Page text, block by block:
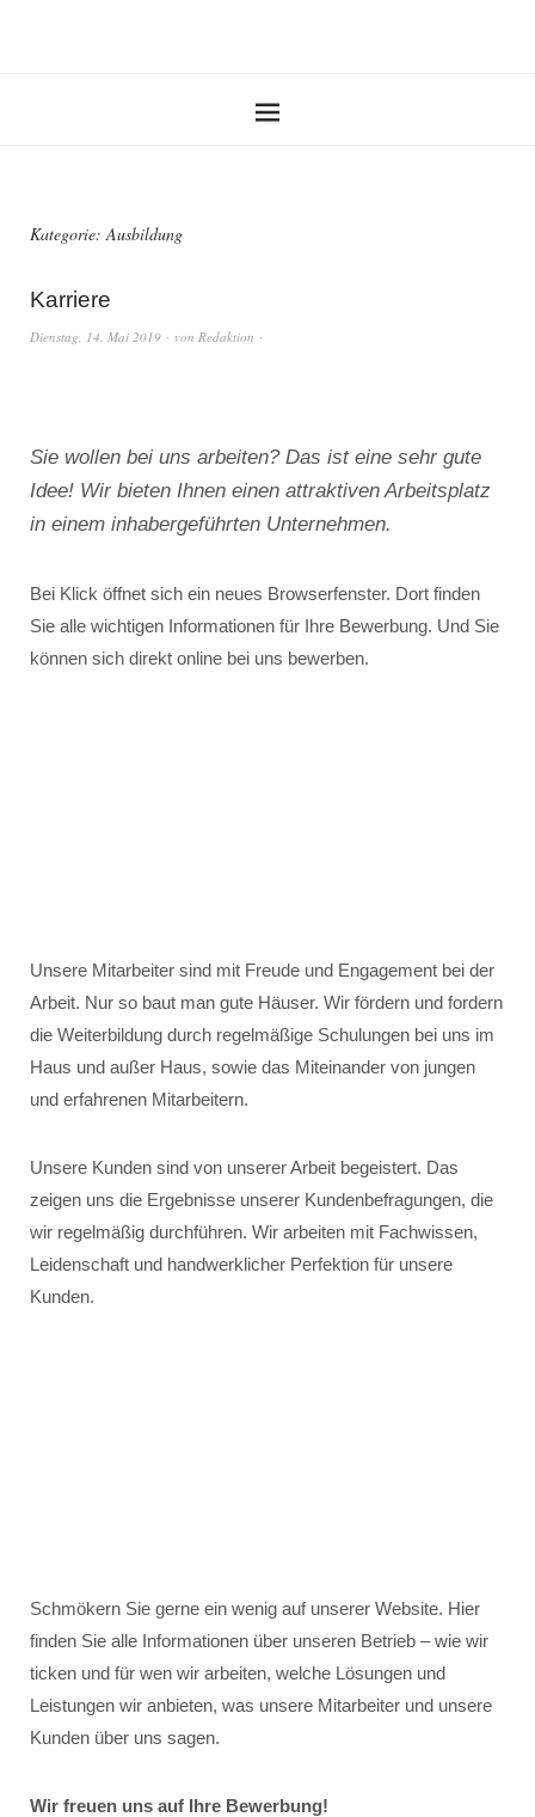
Kategorie:Ausbildung
Karriere
Dienstag, 14. Mai 2019 von Redaktion
Sie wollen bei uns arbeiten? Das ist eine sehr gute
Idee! Wir bieten Ihnen einen attraktiven Arbeitsplatz
in einem inhabergeführten Unternehmen.
Bei Klick öffnet sich ein neues Browserfenster. Dort finden
Sie alle wichtigen Informationen für Ihre Bewerbung. Und Sie
können sich direkt online bei uns bewerben.
Unsere Mitarbeiter sind mit Freude und Engagement bei der
Arbeit. Nur so baut man gute Häuser. Wir fördern und fordern
die Weiterbildung durch regelmäßige Schulungen bei uns im
Haus und außer Haus, sowie das Miteinander von jungen
und erfahrenen Mitarbeitern.
Unsere Kunden sind von unserer Arbeit begeistert. Das
zeigen uns die Ergebnisse unserer Kundenbefragungen, die
wir regelmäßig durchführen. Wir arbeiten mit Fachwissen,
Leidenschaft und handwerklicher Perfektion für unsere
Kunden.
Schmökern Sie gerne ein wenig auf unserer Website. Hier
finden Sie alle Informationen über unseren Betrieb – wie wir
ticken und für wen wir arbeiten, welche Lösungen und
Leistungen wir anbieten, was unsere Mitarbeiter und unsere
Kunden über uns sagen.
Wir freuen uns auf Ihre Bewerbung!